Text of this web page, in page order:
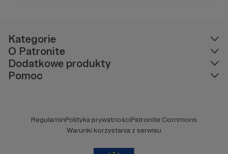
Kategorie
O Patronite
Dodatkowe produkty
Pomoc
RegulaminPolityka prywatnościPatronite Commons
Warunki korzystania z serwisu